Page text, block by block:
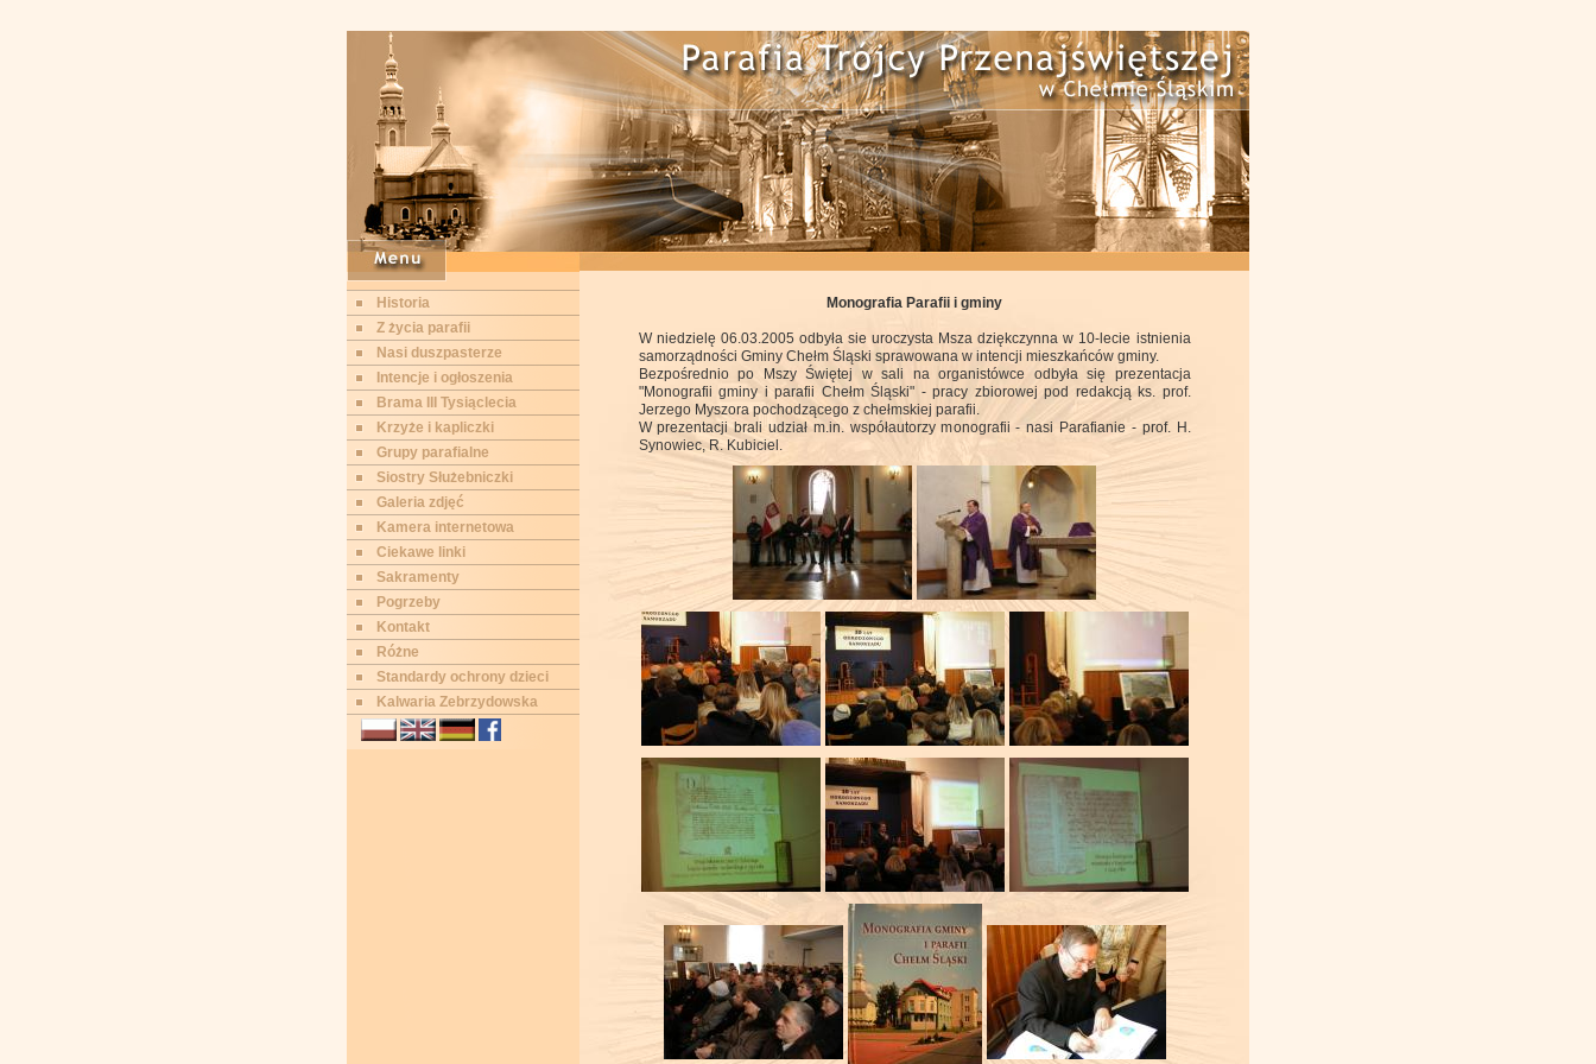
Historia
Z życia parafii
Nasi duszpasterze
Intencje i ogłoszenia
Brama III Tysiąclecia
Krzyże i kapliczki
Grupy parafialne
Siostry Służebniczki
Galeria zdjęć
Kamera internetowa
Ciekawe linki
Sakramenty
Pogrzeby
Kontakt
Różne
Standardy ochrony dzieci
Kalwaria Zebrzydowska
Monografia Parafii i gminy
W niedzielę 06.03.2005 odbyła sie uroczysta Msza dziękczynna w 10-lecie istnienia
samorządności Gminy Chełm Śląski sprawowana w intencji mieszkańców gminy.
Bezpośrednio po Mszy Świętej w sali na organistówce odbyła się prezentacja
"Monografii gminy i parafii Chełm Śląski" - pracy zbiorowej pod redakcją ks. prof.
Jerzego Myszora pochodzącego z chełmskiej parafii.
W prezentacji brali udział m.in. współautorzy monografii - nasi Parafianie - prof. H.
Synowiec, R. Kubiciel.